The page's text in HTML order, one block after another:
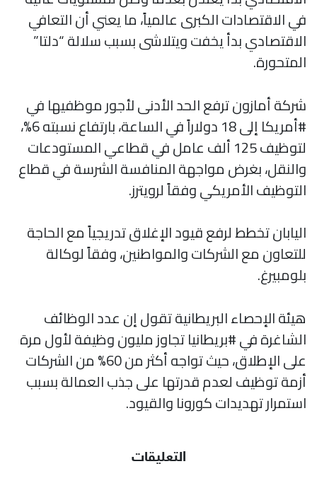
في الاقتصادات الكبرى عالمياً، ما يعني أن التعافي
الاقتصادي بدأ يخفت ويتلاشى بسبب سلالة “دلتا”
المتحورة.
شركة أمازون ترفع الحد الأدنى لأجور موظفيها في
#أمريكا إلى 18 دولاراً في الساعة، بارتفاع نسبته 6%،
لتوظيف 125 ألف عامل في قطاعي المستودعات
والنقل، بغرض مواجهة المنافسة الشرسة في قطاع
التوظيف الأمريكي وفقاً لرويترز.
اليابان تخطط لرفع قيود الإغلاق تدريجياً مع الحاجة
للتعاون مع الشركات والمواطنين، وفقاً لوكالة
بلومبيرغ.
هيئة الإحصاء البريطانية تقول إن عدد الوظائف
الشاغرة في #بريطانيا تجاوز مليون وظيفة لأول مرة
على الإطلاق، حيث تواجه أكثر من 60% من الشركات
أزمة توظيف لعدم قدرتها على جذب العمالة بسبب
استمرار تهديدات كورونا والقيود.
التعليقات